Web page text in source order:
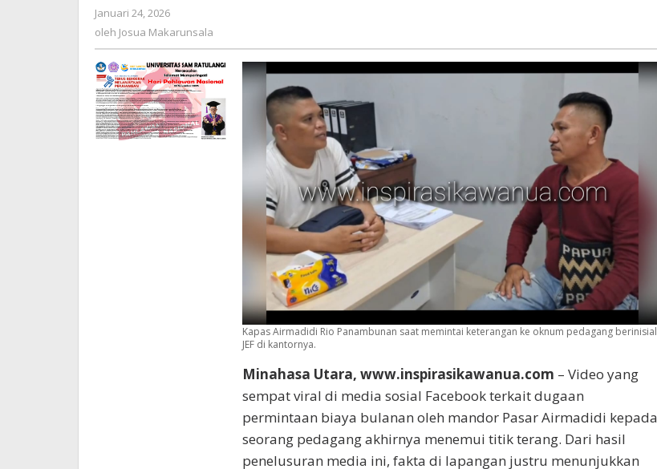
Januari 24, 2026
Josua
oleh Josua Makarunsala
Kapas Airmadidi Rio Panambunan saat memintai keterangan ke oknum pedagang berinisial
JEF di kantornya.
Minahasa Utara, www.inspirasikawanua.com – Video yang
sempat viral di media sosial Facebook terkait dugaan
permintaan biaya bulanan oleh mandor Pasar Airmadidi kepada
seorang pedagang akhirnya menemui titik terang. Dari hasil
penelusuran media ini, fakta di lapangan justru menunjukkan